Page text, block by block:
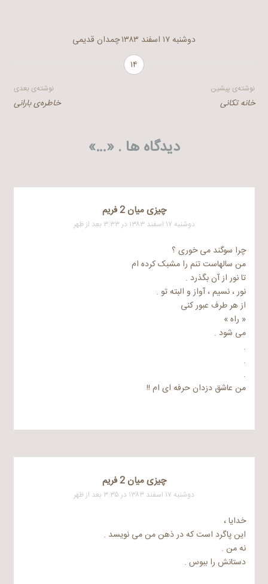
دوشنبه ۱۷ اسفند ۱۳۸۳
چمدان قدیمی
۱۴
راهبری
نوشته‌ی پیشین
خانه تکانی
نوشته‌ی بعدی
خاطره‌ی بارانی
دیدگاه ها . «…
»
چیزی میان 2 فریم
دوشنبه ۱۷ اسفند ۱۳۸۳ در ۳:۳۳ بعد از ظهر
چرا سوگند می خوری ؟
من سالهاست تنم را مشبک کرده ام
تا نور از آن بگذرد .
نور ، نسیم ، آواز و البته تو .
از هر طرف عبور کنی
« راه »
می شود .
.
.
.
من عاشق دزدان حرفه ای ام !!
چیزی میان 2 فریم
دوشنبه ۱۷ اسفند ۱۳۸۳ در ۳:۳۵ بعد از ظهر
خدایا ،
این پاگرد است که در ذهن من می نویسد .
نه من .
دستانش را ببوس .